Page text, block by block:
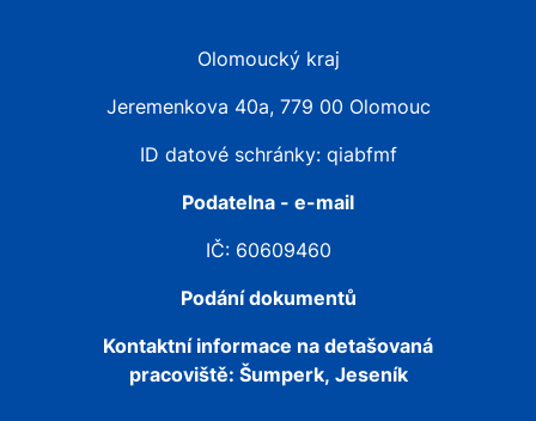
Olomoucký kraj
Jeremenkova 40a, 779 00 Olomouc
ID datové schránky: qiabfmf
Podatelna - e-mail
IČ: 60609460
Podání dokumentů
Kontaktní informace na detašovaná
pracoviště: Šumperk, Jeseník